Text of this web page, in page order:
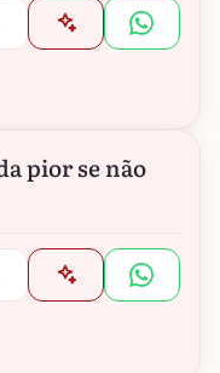
pior se não